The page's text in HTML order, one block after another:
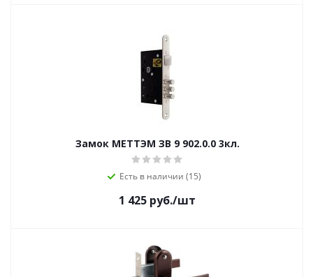
Замок МЕТТЭМ ЗВ 9 902.0.0 3кл.
Есть в наличии (15)
1 425 руб./шт